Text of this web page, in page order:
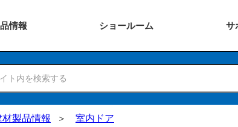
情報 ショールーム サ
材製品情報
室内ドア